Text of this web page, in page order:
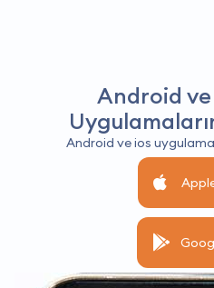
Android
Android ve ios